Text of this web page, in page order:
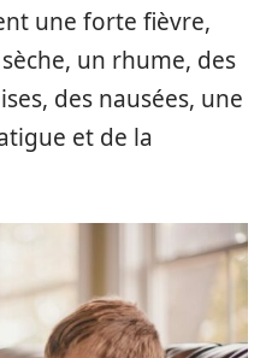
une forte fièvre,
un rhume, des
des nausées, une
et de la